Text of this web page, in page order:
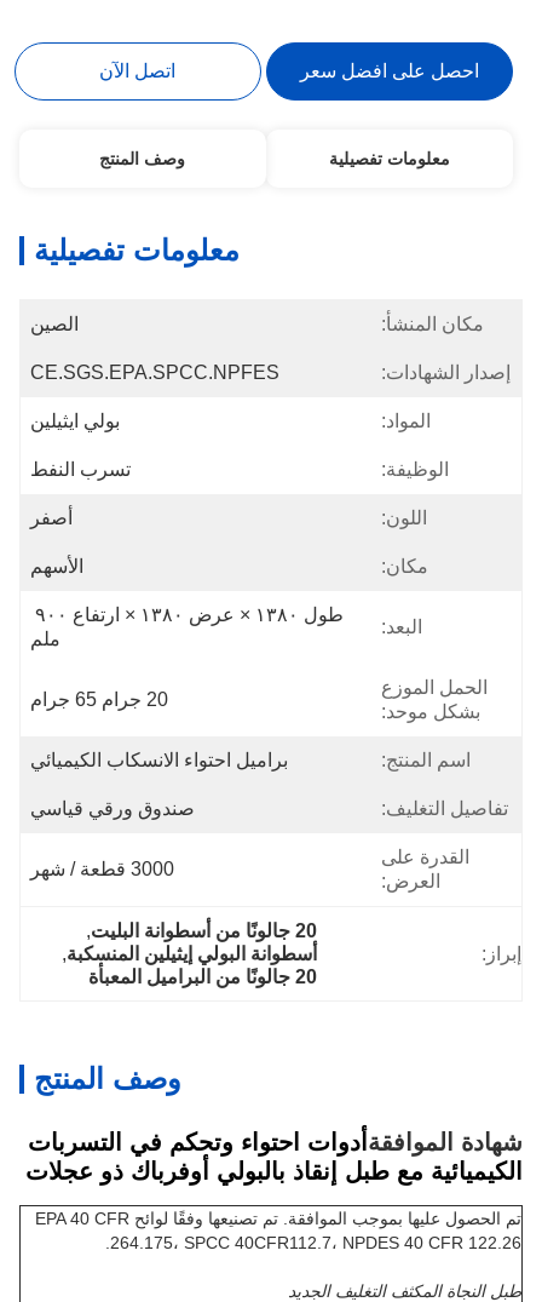
احصل على افضل سعر اتصل الآن
معلومات تفصيلية وصف المنتج
معلومات تفصيلية
مكان المنشأ: الصين
إصدار الشهادات: CE.SGS.EPA.SPCC.NPFES
المواد: بولي ايثيلين
الوظيفة: تسرب النفط
اللون: أصفر
مكان: الأسهم
البعد:
طول ١٣٨٠ × عرض ١٣٨٠ × ارتفاع ٩٠٠
ملم
الحمل الموزع
بشكل موحد:
20 جرام 65 جرام
اسم المنتج: براميل احتواء الانسكاب الكيميائي
تفاصيل التغليف: صندوق ورقي قياسي
القدرة على
العرض:
3000 قطعة / شهر
إبراز:
20 جالونًا من أسطوانة البليت
,
أسطوانة البولي إيثيلين المنسكبة,
20 جالونًا من البراميل المعبأة
وصف المنتج
شهادة الموافقةأدوات احتواء وتحكم في التسربات
الكيميائية مع طبل إنقاذ بالبولي أوفرباك ذو عجلات
تم الحصول عليها بموجب الموافقة. تم تصنيعها وفقًا لوائح EPA 40 CFR
264.175، SPCC 40CFR112.7، NPDES 40 CFR 122.26.
طبل النجاة المكثف التغليف الجديد